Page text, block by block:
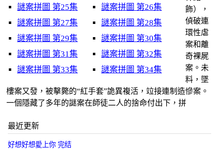
謎案拼圖 第25集
謎案拼圖 第26集
謎案拼圖 第27集
謎案拼圖 第28集
謎案拼圖 第29集
謎案拼圖 第30集
謎案拼圖 第31集
謎案拼圖 第32集
謎案拼圖 第33集
謎案拼圖 第34集
飾），
偵破連
環性虐
案和離
奇裸屍
案。未
料，墜
樓案又發，被擊斃的“紅手套”詭異複活，竝接連制造慘案。
一個隱藏了多年的謎案在師徒二人的捨命付出下，拼
最近更新
好想好想愛上你 完结